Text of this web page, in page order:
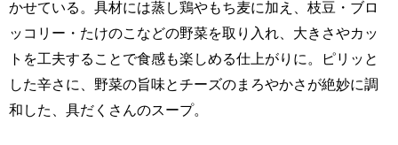
かせている。具材には蒸し鶏やもち麦に加え、枝豆・ブロ
ッコリー・たけのこなどの野菜を取り入れ、大きさやカッ
トを工夫することで食感も楽しめる仕上がりに。ピリッと
した辛さに、野菜の旨味とチーズのまろやかさが絶妙に調
和した、具だくさんのスープ。